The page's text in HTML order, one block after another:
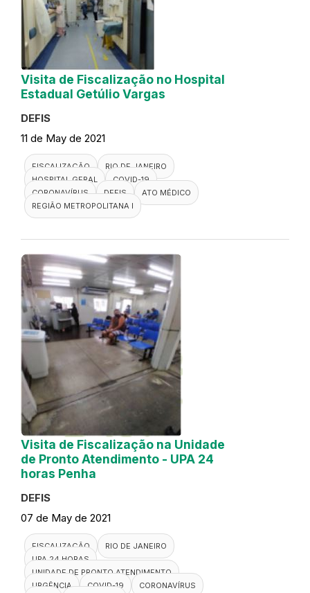
Visita de Fiscalização no Hospital
Estadual Getúlio Vargas
DEFIS
11 de May de 2021
FISCALIZAÇÃO
RIO DE JANEIRO
HOSPITAL GERAL
COVID-19
CORONAVÍRUS
DEFIS
ATO MÉDICO
REGIÃO METROPOLITANA I
Visita de Fiscalização na Unidade
de Pronto Atendimento - UPA 24
horas Penha
DEFIS
07 de May de 2021
FISCALIZAÇÃO
RIO DE JANEIRO
UPA 24 HORAS
UNIDADE DE PRONTO ATENDIMENTO
URGÊNCIA
COVID-19
CORONAVÍRUS